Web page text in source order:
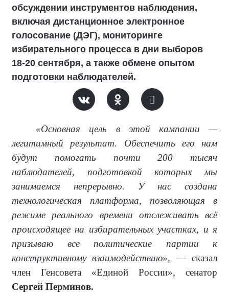
обсуждении инструментов наблюдения,
включая дистанционное электронное
голосование (ДЭГ), мониторинге
избирательного процесса в дни выборов
18-20 сентября, а также обмене опытом
подготовки наблюдателей.
«Основная цель в этой кампании —
легитимный результат. Обеспечить его нам
будут помогать почти 200 тысяч
наблюдателей, подготовкой которых мы
занимаемся непрерывно. У нас создана
технологическая платформа, позволяющая в
режиме реального времени отслеживать всё
происходящее на избирательных участках, и я
призываю все политические партии к
конструктивному взаимодействию», — сказал
член Генсовета «Единой России», сенатор
Сергей Перминов.